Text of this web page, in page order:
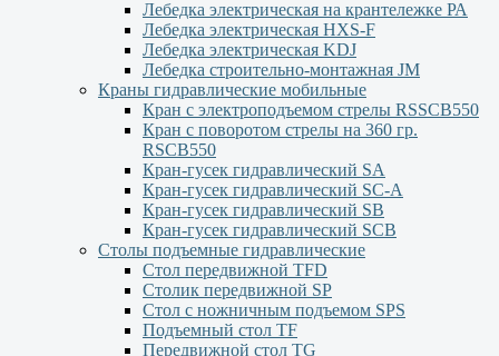
Лебедка электрическая на крантележке РА
Лебедка электрическая HXS-F
Лебедка электрическая KDJ
Лебедка строительно-монтажная JM
Краны гидравлические мобильные
Кран с электроподъемом стрелы RSSCB550
Кран с поворотом стрелы на 360 гр.
RSCB550
Кран-гусек гидравлический SA
Кран-гусек гидравлический SC-A
Кран-гусек гидравлический SB
Кран-гусек гидравлический SCB
Столы подъемные гидравлические
Стол передвижной TFD
Столик передвижной SP
Стол с ножничным подъемом SPS
Подъемный стол TF
Передвижной стол TG